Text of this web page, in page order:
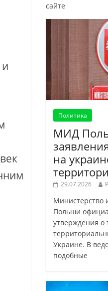
сайте
Политика
МИД
на
29.07.2026
Министерство
Польши
утверждения о
Украине. В
подобные